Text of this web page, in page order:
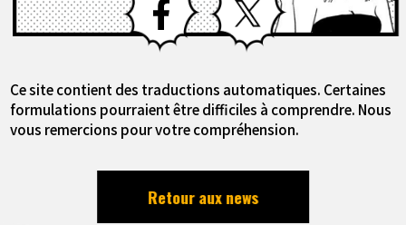
Ce site contient des traductions automatiques. Certaines
formulations pourraient être difficiles à comprendre. Nous
vous remercions pour votre compréhension.
Retour aux news